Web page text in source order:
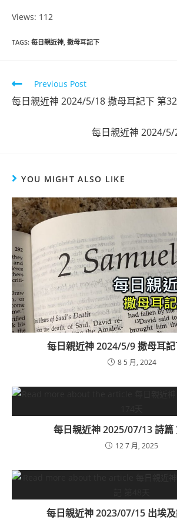
Views: 112
TAGS: 每日親近神, 撒母耳記下
Previous Post
每日親近神 2024/5/18 撒母耳記下 第
每日親近神 2024/
YOU MIGHT ALSO LIKE
每日親近神 2024/5/9 撒母耳
8 5 月, 2024
每日親近神 2025/07/13 詩篇
12 7 月, 2025
每日親近神 2023/07/15 出埃